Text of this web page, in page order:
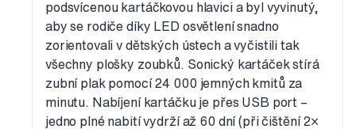
podsvícenou kartáčkovou hlavici a byl vyvinutý,
aby se rodiče díky LED osvětlení snadno
zorientovali v dětských ústech a vyčistili tak
všechny plošky zoubků. Sonický kartáček stírá
zubní plak pomocí 24 000 jemných kmitů za
minutu. Nabíjení kartáčku je přes USB port –
jedno plné nabití vydrží až 60 dní (při čištění 2×